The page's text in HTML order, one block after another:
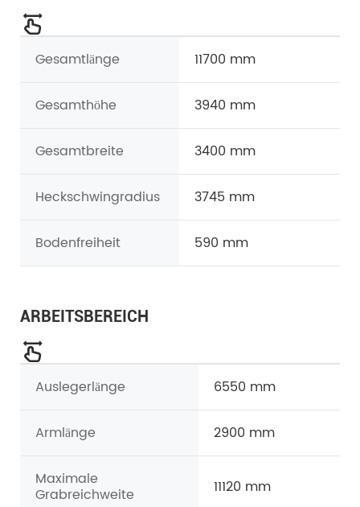
Gesamtlänge 11700 mm
Gesamthöhe 3940 mm
Gesamtbreite 3400 mm
Heckschwingradius 3745 mm
Bodenfreiheit 590 mm
ARBEITSBEREICH
Auslegerlänge 6550 mm
Armlänge 2900 mm
Maximale
Grabreichweite 11120 mm